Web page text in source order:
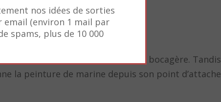
Haras-du-Pin dans la Normandie bocagère. Tandis
la peinture de marine depuis son point d’attache
nos idées de sorties
email (environ 1 mail par
spams, plus de 10 000